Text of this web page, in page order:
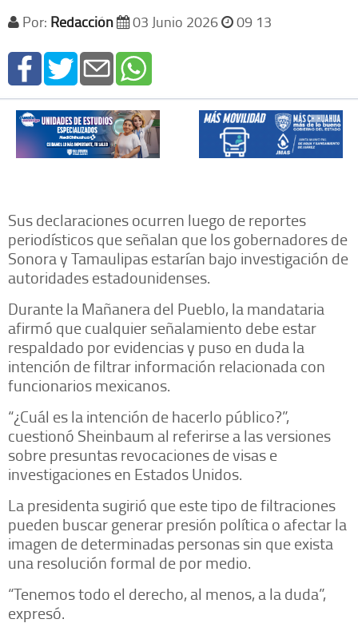
Por: Redacción 03 Junio 2026 09 13
Sus declaraciones ocurren luego de reportes
periodísticos que señalan que los gobernadores de
Sonora y Tamaulipas estarían bajo investigación de
autoridades estadounidenses.
Durante la Mañanera del Pueblo, la mandataria
afirmó que cualquier señalamiento debe estar
respaldado por evidencias y puso en duda la
intención de filtrar información relacionada con
funcionarios mexicanos.
“¿Cuál es la intención de hacerlo público?”,
cuestionó Sheinbaum al referirse a las versiones
sobre presuntas revocaciones de visas e
investigaciones en Estados Unidos.
La presidenta sugirió que este tipo de filtraciones
pueden buscar generar presión política o afectar la
imagen de determinadas personas sin que exista
una resolución formal de por medio.
“Tenemos todo el derecho, al menos, a la duda”,
expresó.